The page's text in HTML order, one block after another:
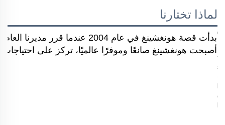
لماذا تختارنا
بدأت قصة هونغشينغ في عام
أصبحت هونغشينغ صانعًا وموفرًا عالميًا، تركز على احتياجات